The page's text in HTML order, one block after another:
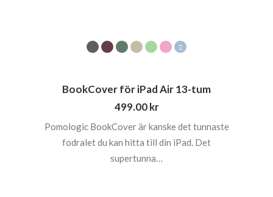
BookCover för iPad Air 13-tum
499.00kr
Pomologic BookCover är kanske det tunnaste
fodralet du kan hitta till din iPad. Det
supertunna…